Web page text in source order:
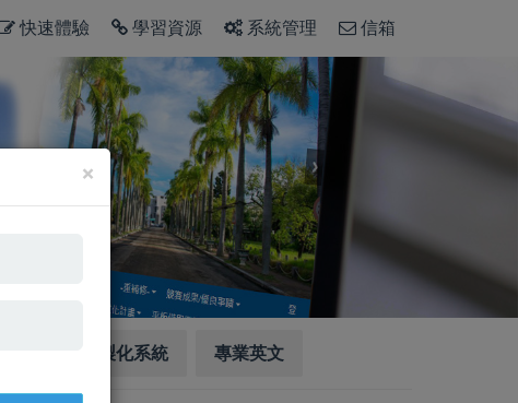
快速體驗 學習資源 系統管理 信箱
客製化系統 專業英文
×